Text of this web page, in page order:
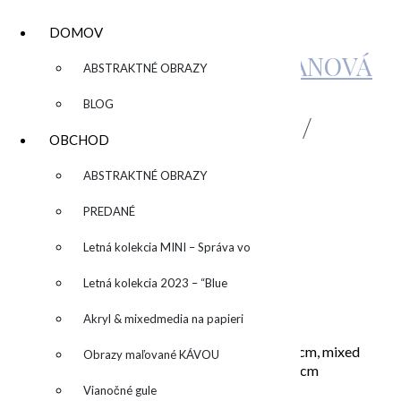
DOMOV
▼ ABSTRAKTNÉ OBRAZY
BLOG
OBCHOD
▼ ABSTRAKTNÉ OBRAZY
PREDANÉ
Letná kolekcia MINI – Správa vo
fľaši
Letná kolekcia 2023 – “Blue
SUN” – “Modré slnko”
Akryl & mixedmedia na papieri
Obrazy maľované KÁVOU
Vianočné gule
KATARÍNA SUJOVÁ KALMANOVÁ
“NEW YEAR’S EVE” /
“SILVESTROVSKÝ
VEČER”
by
€
“New Year’s Eve” / “Silvestrovský večer”, 30×50 cm, mixed
media na plátne, mixed media on canvas/ 30×50 cm